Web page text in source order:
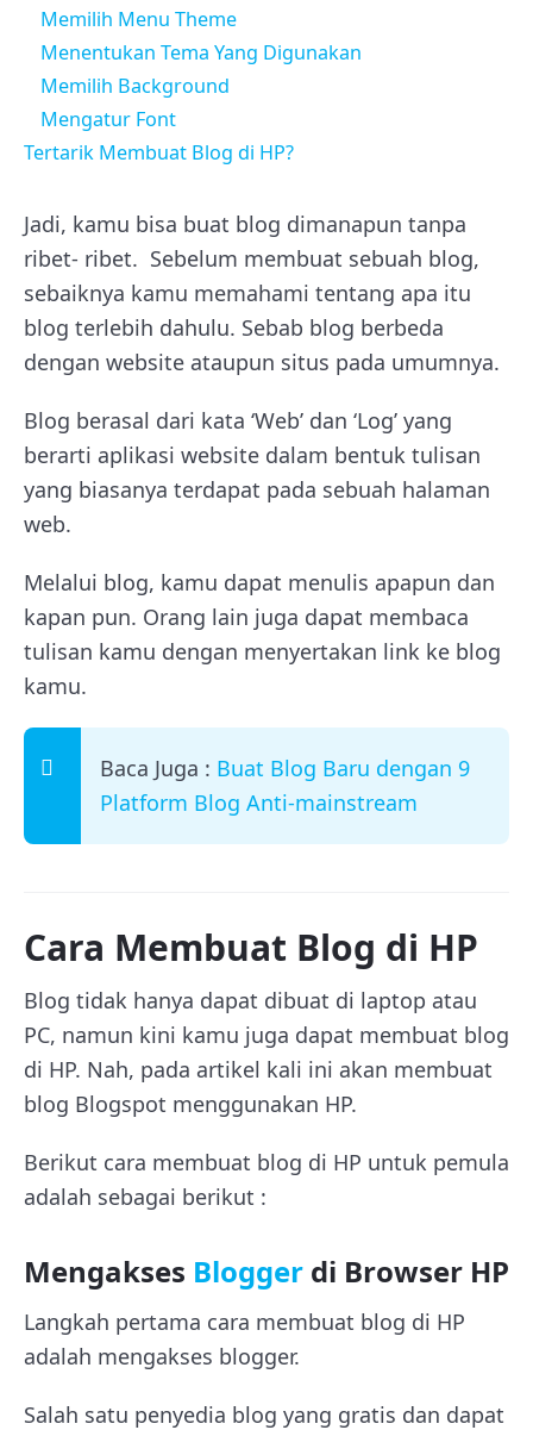
Memilih Menu Theme
Menentukan Tema Yang Digunakan
Memilih Background
Mengatur Font
Tertarik Membuat Blog di HP?
Jadi, kamu bisa buat blog dimanapun tanpa
ribet- ribet. Sebelum membuat sebuah blog,
sebaiknya kamu memahami tentang apa itu
blog terlebih dahulu. Sebab blog berbeda
dengan website ataupun situs pada umumnya.
Blog berasal dari kata ‘Web’ dan ‘Log’ yang
berarti aplikasi website dalam bentuk tulisan
yang biasanya terdapat pada sebuah halaman
web.
Melalui blog, kamu dapat menulis apapun dan
kapan pun. Orang lain juga dapat membaca
tulisan kamu dengan menyertakan link ke blog
kamu.
Baca Juga : Buat Blog Baru dengan 9
Platform Blog Anti-mainstream
Cara Membuat Blog di HP
Blog tidak hanya dapat dibuat di laptop atau
PC, namun kini kamu juga dapat membuat blog
di HP. Nah, pada artikel kali ini akan membuat
blog Blogspot menggunakan HP.
Berikut cara membuat blog di HP untuk pemula
adalah sebagai berikut :
Mengakses Blogger di Browser HP
Langkah pertama cara membuat blog di HP
adalah mengakses blogger.
Salah satu penyedia blog yang gratis dan dapat